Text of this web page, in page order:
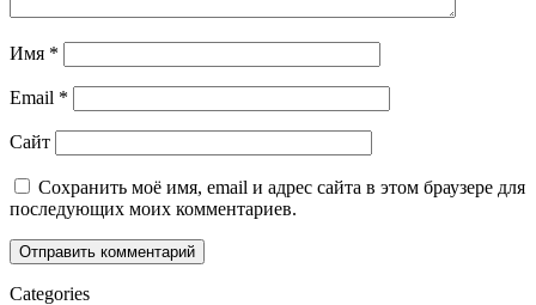
Имя *
Email *
Сайт
Сохранить моё имя, email и адрес сайта в этом браузере для
последующих моих комментариев.
Categories